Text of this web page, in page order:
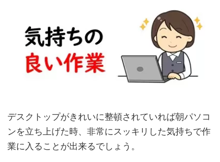
デスクトップがきれいに整頓されていれば朝パソコ
ンを立ち上げた時、非常にスッキリした気持ちで作
業に入ることが出来るでしょう。